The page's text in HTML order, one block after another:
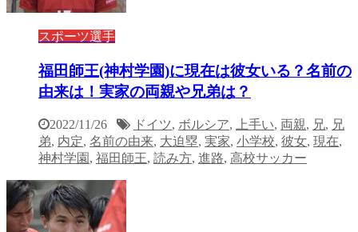
スポーツ選手
福田師王(神村学園)に現在は彼女いる？名前の
由来は！実家の両親や兄弟は？
2022/11/26 ドイツ, ボルシア, 上手い, 両親, 兄, 兄
弟, 内定, 名前の由来, 大迫塁, 実家, 小学校, 彼女, 現在,
神村学園 , 福田師王, 読み方, 進路, 高校サッカー